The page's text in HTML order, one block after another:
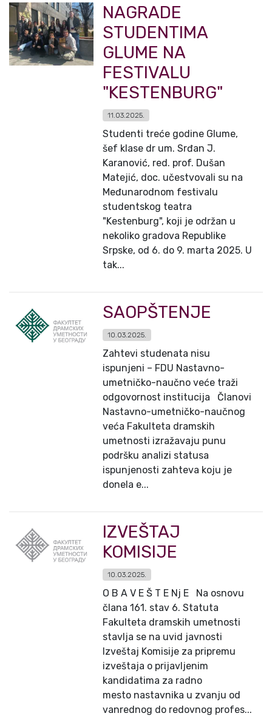
NAGRADE
STUDENTIMA
GLUME NA
FESTIVALU
"KESTENBURG"
11.03.2025.
Studenti treće godine Glume,
šef klase dr um. Srđan J.
Karanović, red. prof. Dušan
Matejić, doc. učestvovali su na
Međunarodnom festivalu
studentskog teatra
"Kestenburg", koji je održan u
nekoliko gradova Republike
Srpske, od 6. do 9. marta 2025. U
tak...
SAOPŠTENJE
10.03.2025.
Zahtevi studenata nisu
ispunjeni – FDU Nastavno-
umetničko-naučno veće traži
odgovornost institucija Članovi
Nastavno-umetničko-naučnog
veća Fakulteta dramskih
umetnosti izražavaju punu
podršku analizi statusa
ispunjenosti zahteva koju je
donela e...
IZVEŠTAJ
KOMISIJE
10.03.2025.
O B A V E Š T E Nj E Na osnovu
člana 161. stav 6. Statuta
Fakulteta dramskih umetnosti
stavlja se na uvid javnosti
Izveštaj Komisije za pripremu
izveštaja o prijavljenim
kandidatima za radno
mesto nastavnika u zvanju od
vanrednog do redovnog profes...